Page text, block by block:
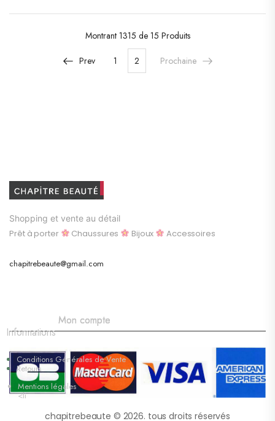
Montrant 1315 de 15 Produits
Prev 1 2 Prochaine
Shopping et vente au détail
Prêt à porter Chaussures Bijoux Accessoires
chapitrebeaute@gmail.com
Mon compte
Informations
Conditions Générales de Vente
Retours
Mentions légales
<li
chapitrebeaute © 2026. tous droits réservés